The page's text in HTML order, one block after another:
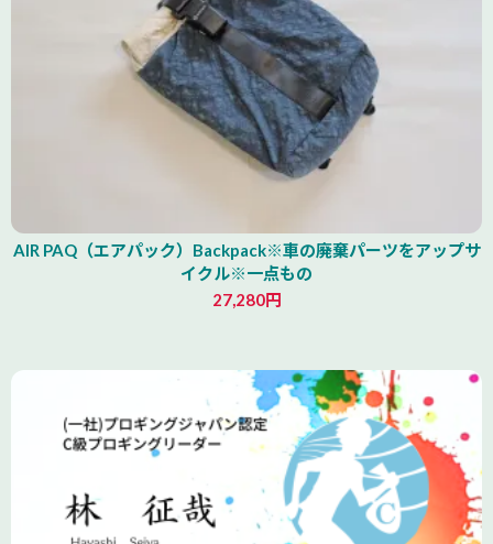
AIR PAQ（エアパック）Backpack※車の廃棄パーツをアップサ
イクル※一点もの
27,280円